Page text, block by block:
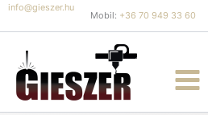
Skip
to
content
info@gieszer.hu
Mobil: +36 70 949 33 60